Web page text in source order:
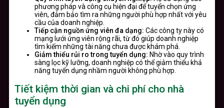
phương pháp và công cụ hiện đại để tuyển chọn ứng
viên, đảm bảo tìm ra những người phù hợp nhất với yêu
cầu của doanh nghiệp.
Tiếp cận nguồn ứng viên đa dạng: Các công ty này có
mạng lưới ứng viên rộng rãi, từ đó giúp doanh nghiệp
tìm kiếm những tài năng chưa được khám phá.
Giảm thiểu rủi ro trong tuyển dụng: Nhờ vào quy trình
sàng lọc kỹ lưỡng, doanh nghiệp có thể giảm thiểu khả
năng tuyển dụng nhầm người không phù hợp.
Tiết kiệm thời gian và chi phí cho nhà
tuyển dụng